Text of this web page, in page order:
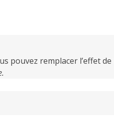
pouvez remplacer l’effet